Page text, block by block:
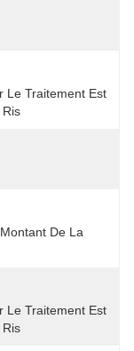
Le Traitement Est
De La
Le Traitement Est